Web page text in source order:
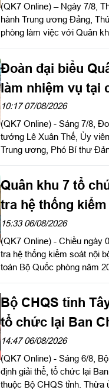
(QK7 Online) – Ngày 7/8,
hành Trung ương Đảng,
phòng làm việc với Quân
Đảng ủy, Phó Tư lệnh Quân
Đoàn đại biểu
làm nhiệm vụ tại
10:17 07/08/2026
(QK7 Online) - Sáng 7/8,
tướng Lê Xuân Thế, Ủy
Trung ương, Phó Bí thư
thăm, động viên lực lượng
Hồ Chí Minh.
Quân khu 7 tổ
tra hệ thống
15:33 06/08/2026
(QK7 Online) - Chiều ngày
tra hệ thống kiểm soát nội
toán Bộ Quốc phòng năm
Bộ CHQS tỉnh
tổ chức lại Ban
14:47 06/08/2026
(QK7 Online) - Sáng 6/8,
định giải thể, tổ chức lại
thuộc Bộ CHQS tỉnh. Thừa